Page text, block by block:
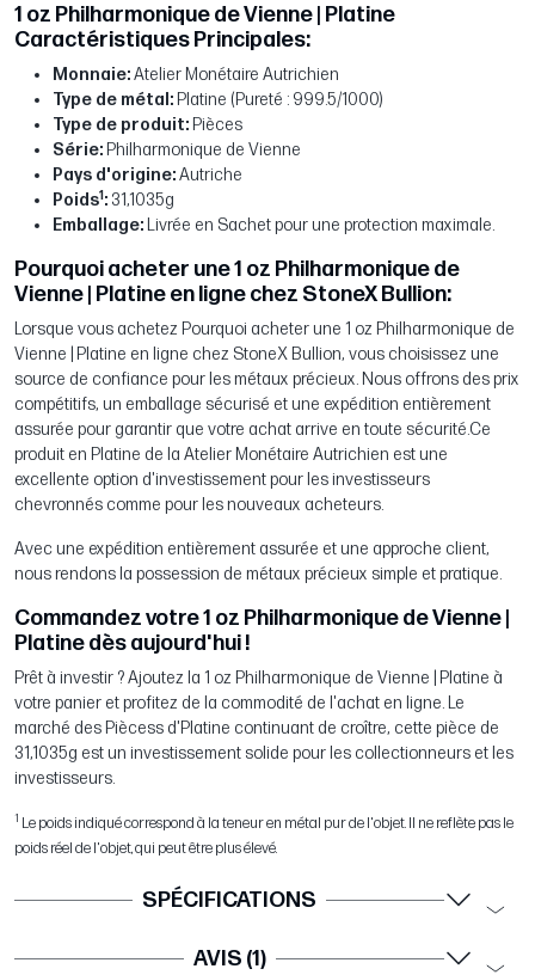
1 oz Philharmonique de Vienne | Platine
Caractéristiques Principales:
Monnaie:Atelier Monétaire Autrichien
Type de métal: Platine (Pureté : 999.5/1000)
Type de produit: Pièces
Série: Philharmonique de Vienne
Pays d'origine:Autriche
Poids1: 31,1035g
Emballage: Livrée en Sachet pour une protection maximale.
Pourquoi acheter une 1 oz Philharmonique de
Vienne | Platine en ligne chez StoneX Bullion:
Lorsque vous achetez Pourquoi acheter une 1 oz Philharmonique de
Vienne | Platine en ligne chez StoneX Bullion, vous choisissez une
source de confiance pour les métaux précieux. Nous offrons des prix
compétitifs, un emballage sécurisé et une expédition entièrement
assurée pour garantir que votre achat arrive en toute sécurité.Ce
produit en Platine de la Atelier Monétaire Autrichien est une
excellente option d'investissement pour les investisseurs
chevronnés comme pour les nouveaux acheteurs.
Avec une expédition entièrement assurée et une approche client,
nous rendons la possession de métaux précieux simple et pratique.
Commandez votre 1 oz Philharmonique de Vienne |
Platine dès aujourd'hui !
Prêt à investir ? Ajoutez la 1 oz Philharmonique de Vienne | Platine à
votre panier et profitez de la commodité de l'achat en ligne. Le
marché des Piècess d'Platine continuant de croître, cette pièce de
31,1035g est un investissement solide pour les collectionneurs et les
investisseurs.
1 Le poids indiqué correspond à la teneur en métal pur de l'objet. Il ne reflète pas le
poids réel de l'objet, qui peut être plus élevé.
SPÉCIFICATIONS
AVIS (1)